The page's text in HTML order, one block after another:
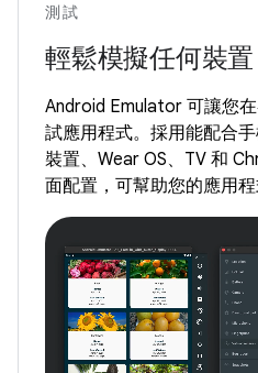
測試
輕鬆模擬任何裝置
Android Emulator 可讓您
試應用程式。採用能配合
裝置、Wear OS、TV 和
面配置，可幫助您的應用程